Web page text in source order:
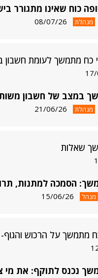
כוח שאינו מתגורר
מנהלת 08/07/26
כח מתמשך לעומת חשבון
במצב של חשבון
מנהלת 21/06/26
שאלות
הסמכה למתנות,
מנהל 15/06/26
מתמשך על הרכוש
נכנס לתוקף: את מי